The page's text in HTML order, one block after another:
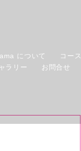
について コース
ラリー お問合せ